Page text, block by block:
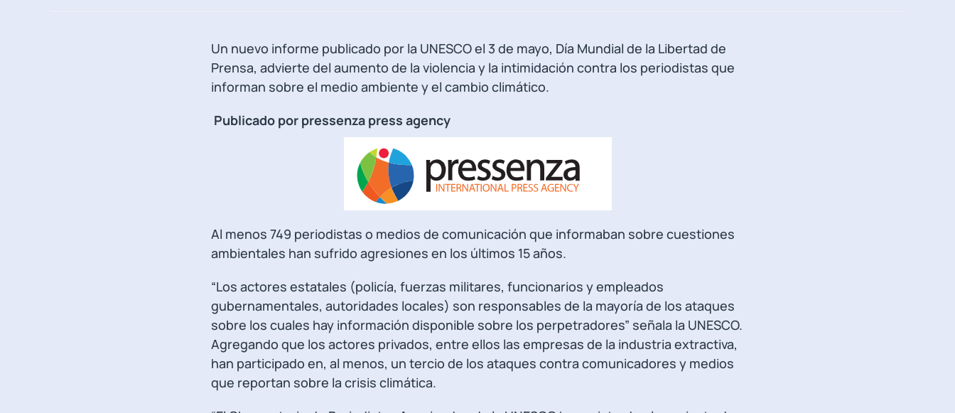
Un nuevo informe publicado por la UNESCO el 3 de mayo, Día Mundial de la Libertad de
Prensa, advierte del aumento de la violencia y la intimidación contra los periodistas que
informan sobre el medio ambiente y el cambio climático.
Publicado por pressenza press agency
Al menos 749 periodistas o medios de comunicación que informaban sobre cuestiones
ambientales han sufrido agresiones en los últimos 15 años.
“Los actores estatales (policía, fuerzas militares, funcionarios y empleados
gubernamentales, autoridades locales) son responsables de la mayoría de los ataques
sobre los cuales hay información disponible sobre los perpetradores” señala la UNESCO.
Agregando que los actores privados, entre ellos las empresas de la industria extractiva,
han participado en, al menos, un tercio de los ataques contra comunicadores y medios
que reportan sobre la crisis climática.